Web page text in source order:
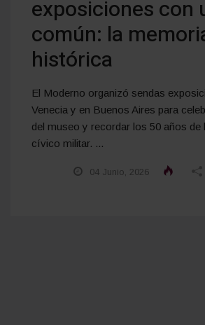
exposiciones con
común: la
histórica
El Moderno organizó sendas
Venecia y en Buenos Aires para
del museo y recordar los 50 años de
cívico militar. ...
04 Junio, 2026